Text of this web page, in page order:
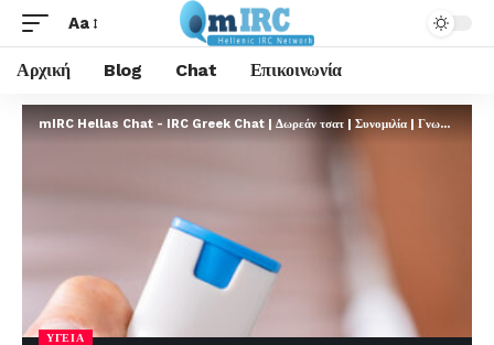
Aa
Αρχική Blog Chat Επικοινωνία
mIRC Hellas Chat - IRC Greek Chat | Δωρεάν τσατ | Συνομιλία | Γνωριμίες | FREE
ΥΓΕΊΑ